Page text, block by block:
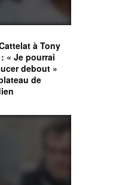
à Tony
« Je pourrai
debout »
de